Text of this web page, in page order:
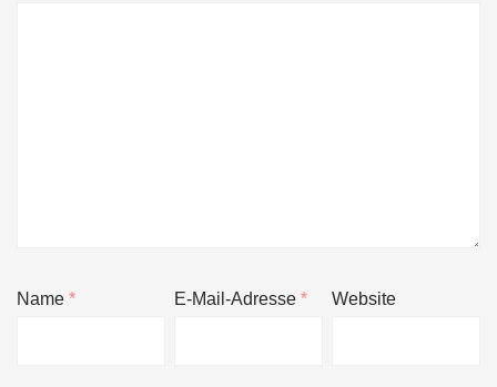
Name* E-Mail-Adresse* Website